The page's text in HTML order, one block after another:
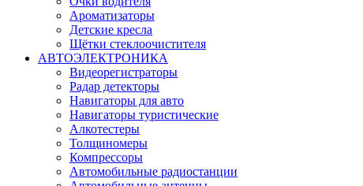
Ароматизаторы
Детские кресла
Щётки стеклоочистителя
АВТОЭЛЕКТРОНИКА
Видеорегистраторы
Радар детекторы
Навигаторы для авто
Навигаторы туристические
Алкотестеры
Толщиномеры
Компрессоры
Автомобильные радиостанции